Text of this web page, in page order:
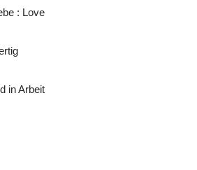
: Love
in Arbeit